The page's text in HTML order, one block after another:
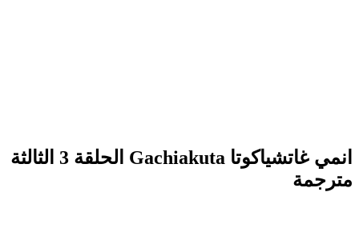
انمي غاتشياكوتا Gachiakuta الحلقة 3 الثالثة
مترجمة